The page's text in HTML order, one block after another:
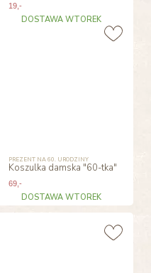
19 ,-
DOSTAWA WTOREK
PREZENT NA 60. URODZINY
Koszulka damska "60-tka"
69 ,-
DOSTAWA WTOREK